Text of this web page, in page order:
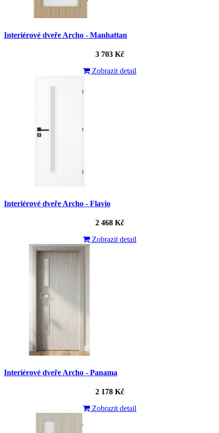
Interiérové dveře Archo - Manhattan
3 703 Kč
Zobrazit detail
Interiérové dveře Archo - Flavio
2 468 Kč
Zobrazit detail
Interiérové dveře Archo - Panama
2 178 Kč
Zobrazit detail